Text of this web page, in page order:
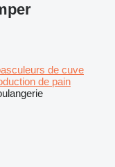
de cuve
de pain